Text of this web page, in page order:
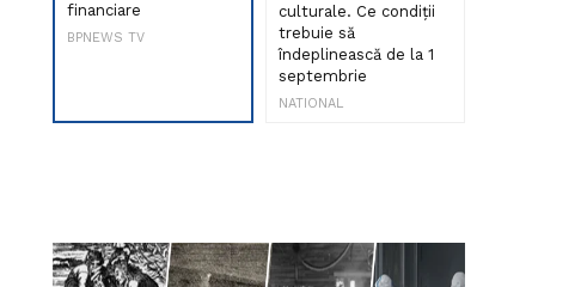
financiare
BPNEWS TV
culturale. Ce condiții
trebuie să
îndeplinească de la 1
septembrie
NATIONAL